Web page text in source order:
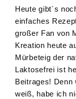
Heute gibt´s
einfaches
großer Fan von
Kreation heute
Mürbeteig der
Laktosefrei ist
Beitrages! Denn
weiß, habe ich